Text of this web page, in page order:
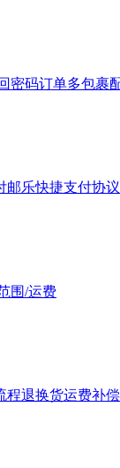
密码订单多包裹
邮乐快捷支付协议
围/运费
程退换货运费补